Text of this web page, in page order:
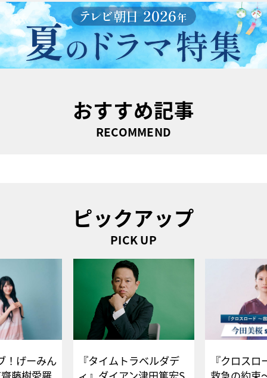
おすすめ記事
RECOMMEND
ピックアップ
PICK UP
！げーみん
『タイムトラベルダデ
『クロス